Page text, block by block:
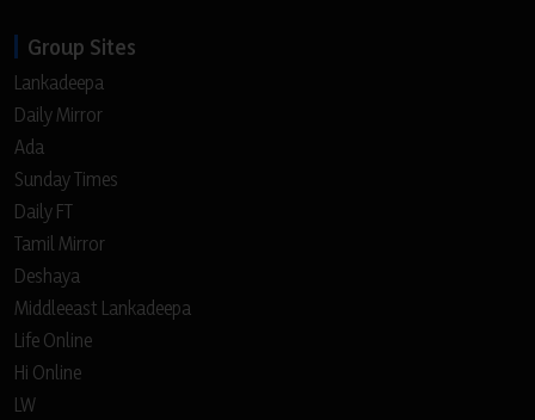
Group Sites
Lankadeepa
Daily Mirror
Ada
Sunday Times
Daily FT
Tamil Mirror
Deshaya
Middleeast Lankadeepa
Life Online
Hi Online
LW